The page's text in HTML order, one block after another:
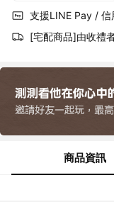
支援LINE Pay / 信
[宅配商品]由收禮
商品資訊